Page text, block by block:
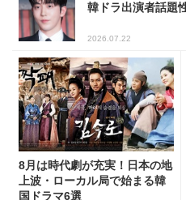
韓ドラ出演者話題
2026.07.22
8月は時代劇が充実！日本の地
上波・ローカル局で始まる韓
国ドラマ6選